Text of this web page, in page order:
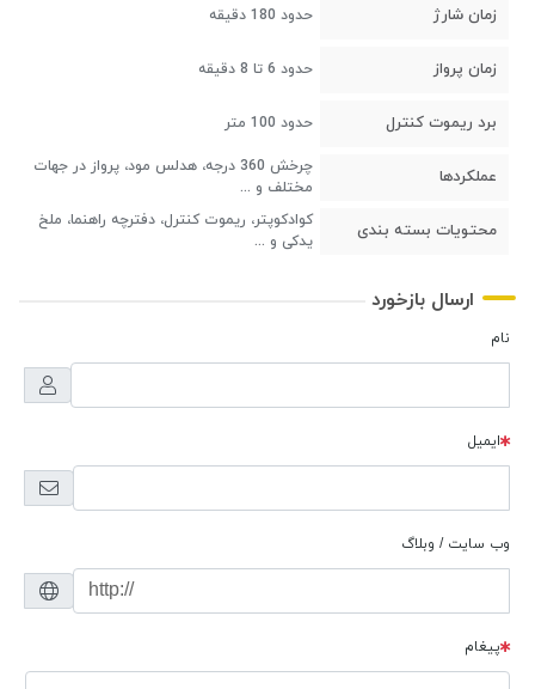
زمان شارژ حدود 180 دقیقه
زمان پرواز حدود 6 تا 8 دقیقه
برد ریموت کنترل حدود 100 متر
عملکردها
چرخش 360 درجه، هدلس مود، پرواز در جهات
مختلف و ...
محتویات بسته بندی
کوادکوپتر، ریموت کنترل، دفترچه راهنما، ملخ
یدکی و ...
ارسال بازخورد
نام
ایمیل
وب سایت / وبلاگ
پیغام